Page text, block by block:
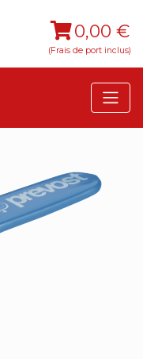
0,00 €
(Frais de port inclus)